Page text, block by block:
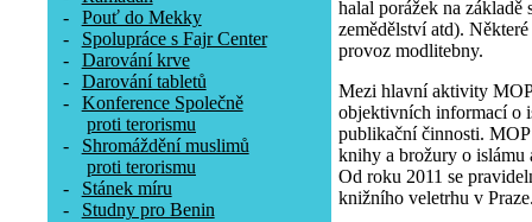
-
Pouť do Mekky
-
Spolupráce s Fajr Center
-
Darování krve
-
Darování tabletů
-
Konference Společně
proti terorismu
-
Shromáždění muslimů
proti terorismu
-
Stánek míru
-
Studny pro Benin
halal porážek na základě
zemědělství atd).
provoz modlitebny.
Mezi hlavní aktivity
objektivních informací o
publikační činnosti.
knihy a brožury o islámu
Od roku 2011 se
knižního veletrhu v